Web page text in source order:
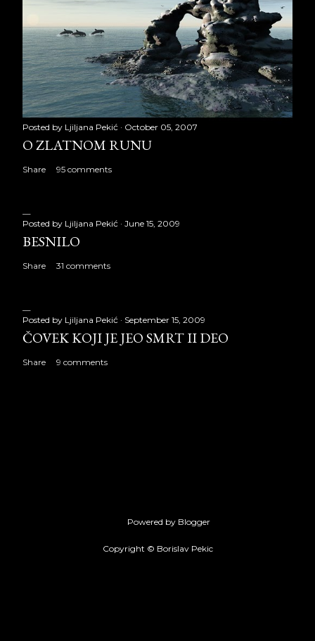
Posted by Ljiljana Pekić October 05, 2007
O ZLATNOM RUNU
Share 95 comments
Posted by Ljiljana Pekić June 15, 2009
BESNILO
Share 31 comments
Posted by Ljiljana Pekić September 15, 2009
ČOVEK KOJI JE JEO SMRT II DEO
Share 9 comments
Powered by Blogger
Copyright © Borislav Pekic